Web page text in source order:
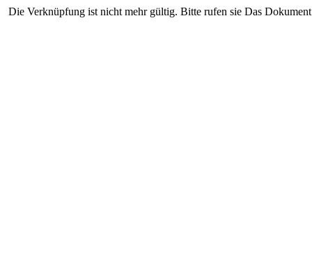
Die Verknüpfung ist nicht mehr gültig. Bitte rufen sie Das Dokument